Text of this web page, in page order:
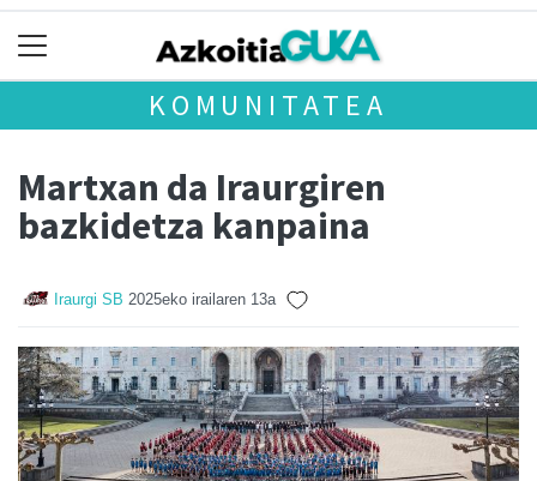
KOMUNITATEA
Martxan da Iraurgiren
bazkidetza kanpaina
Iraurgi SB 2025eko irailaren 13a